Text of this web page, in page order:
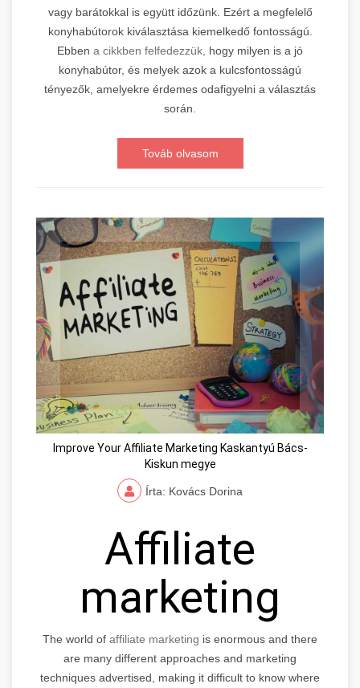
vagy barátokkal is együtt időzünk. Ezért a megfelelő
konyhabútorok kiválasztása kiemelkedő fontosságú.
Ebben a cikkben felfedezzük, hogy milyen is a jó
konyhabútor, és melyek azok a kulcsfontosságú
tényezők, amelyekre érdemes odafigyelni a választás
során.
Továb olvasom
Improve Your Affiliate Marketing Kaskantyú Bács-
Kiskun megye
Írta: Kovács Dorina
Affiliate
marketing
The world of affiliate marketing is enormous and there
are many different approaches and marketing
techniques advertised, making it difficult to know where